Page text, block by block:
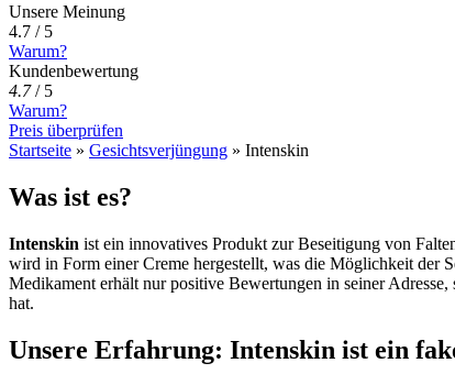
Unsere Meinung
4.7 / 5
Warum?
Kundenbewertung
4.7/ 5
Warum?
Preis überprüfen
Startseite » Gesichtsverjüngung » Intenskin
Was ist es?
Intenskin ist ein innovatives Produkt zur Beseitigung von
wird in Form einer Creme hergestellt, was die Möglichkeit der
Medikament erhält nur positive Bewertungen in seiner
hat.
Unsere Erfahrung: Intenskin ist ein